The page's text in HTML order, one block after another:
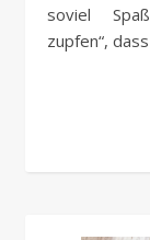
soviel
zupfen“,